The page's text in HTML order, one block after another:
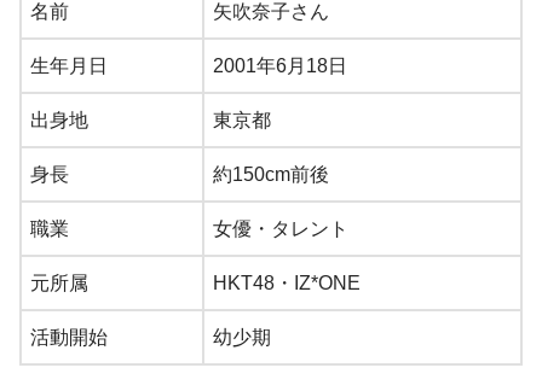
名前 矢吹奈子さん
生年月日 2001年6月18日
出身地 東京都
身長 約150cm前後
職業 女優・タレント
元所属 HKT48・IZ*ONE
活動開始 幼少期